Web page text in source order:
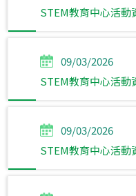
STEM教育中心活動
09/03/2026
STEM教育中心活動
09/03/2026
STEM教育中心活動